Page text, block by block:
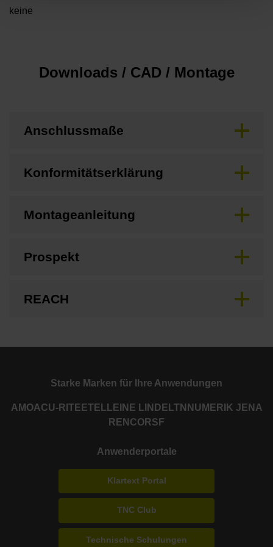
keine
Downloads / CAD / Montage
Anschlussmaße
Konformitätserklärung
Montageanleitung
Prospekt
REACH
Starke Marken für Ihre Anwendungen
AMOACU-RITE ETEL LEINE LINDE LTN NUMERIK JENA
RENCORSF
Anwenderportale
Klartext Portal
TNC Club
Technische Schulungen